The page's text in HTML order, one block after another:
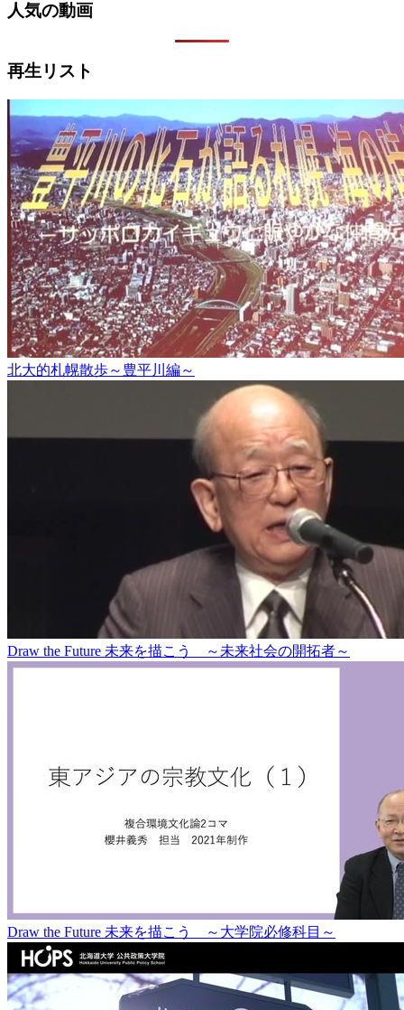
人気の動画
再生リスト
北大的札幌散歩～豊平川編～
Draw the Future 未来を描こう ～未来社会の開拓者～
Draw the Future 未来を描こう ～大学院必修科目～